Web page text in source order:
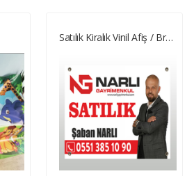
Satılık Kiralık Vinil Afiş / Branda Baskı